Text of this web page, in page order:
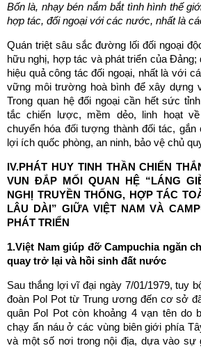
Bốn là, nhạy bén nắm bắt tình hình thế
hợp tác, đối ngoại với các nước, nhất là
Quán triệt sâu sắc đường lối đối ngoại
hữu nghị, hợp tác và phát triển của Đảng;
hiệu quả công tác đối ngoại, nhất là với
vững môi trường hoà bình để xây dựng
Trong quan hệ đối ngoại cần hết sức
tắc chiến lược, mềm dẻo, linh hoạt
chuyển hóa đối tượng thành đối tác,
lợi ích quốc phòng, an ninh, bảo vệ chủ
IV.PHÁT HUY TINH THẦN CHIẾN
VUN ĐẮP MỐI QUAN HỆ “LÁNG
NGHỊ TRUYỀN THỐNG, HỢP TÁC
LÂU DÀI” GIỮA VIỆT NAM VÀ
PHÁT TRIỂN
1.Việt Nam giúp đỡ Campuchia ngăn
quay trở lại và hồi sinh đất nước
Sau thắng lợi vĩ đại ngày 7/01/1979, tuy
đoàn Pol Pot từ Trung ương đến cơ sở
quân Pol Pot còn khoảng 4 vạn tên do
chạy ẩn náu ở các vùng biên giới phía
và một số nơi trong nội địa, dựa vào sự